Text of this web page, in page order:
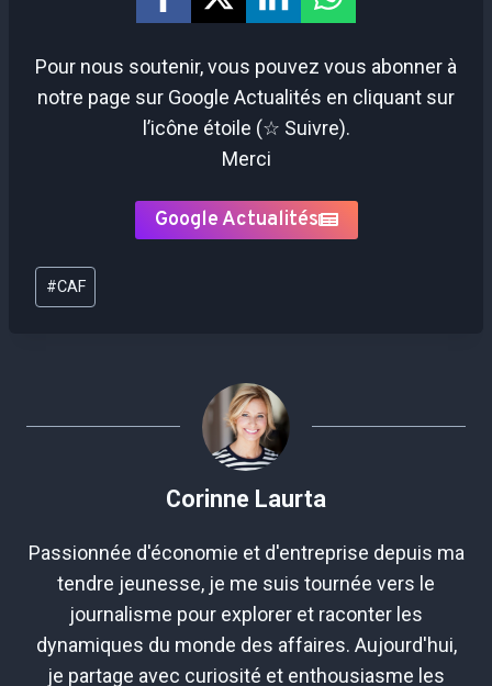
Pour nous soutenir, vous pouvez vous abonner à
notre page sur Google Actualités en cliquant sur
l’icône étoile (☆ Suivre).
Merci
Google Actualités
Étiquettes
de
#CAF
Corinne Laurta
Passionnée d'économie et d'entreprise depuis ma
tendre jeunesse, je me suis tournée vers le
journalisme pour explorer et raconter les
dynamiques du monde des affaires. Aujourd'hui,
je partage avec curiosité et enthousiasme les